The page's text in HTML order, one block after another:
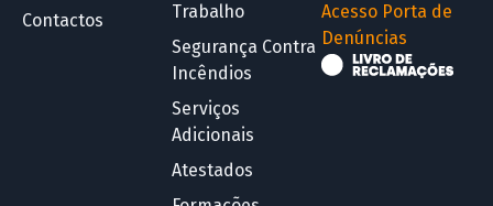
Contactos
Trabalho
Segurança Contra
Incêndios
Serviços
Adicionais
Atestados
Acesso Porta de
Denúncias